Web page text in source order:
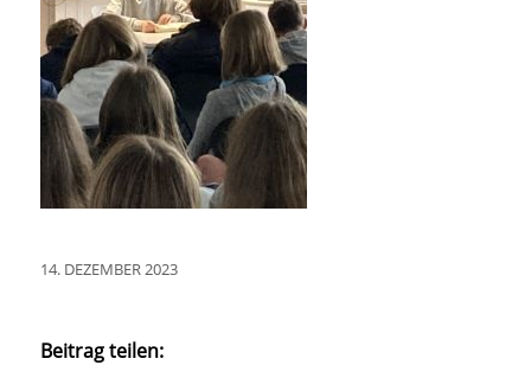
14. DEZEMBER 2023
Beitrag teilen: